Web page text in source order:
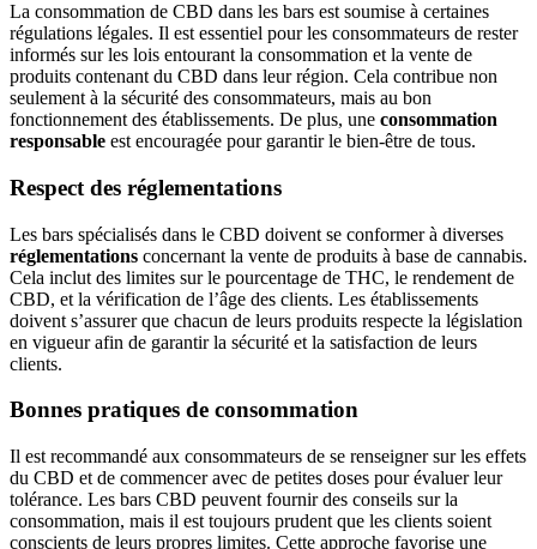
La consommation de CBD dans les bars est soumise à certaines
régulations légales. Il est essentiel pour les consommateurs de rester
informés sur les lois entourant la consommation et la vente de
produits contenant du CBD dans leur région. Cela contribue non
seulement à la sécurité des consommateurs, mais au bon
fonctionnement des établissements. De plus, une consommation
responsable est encouragée pour garantir le bien-être de tous.
Respect des réglementations
Les bars spécialisés dans le CBD doivent se conformer à diverses
réglementations concernant la vente de produits à base de cannabis.
Cela inclut des limites sur le pourcentage de THC, le rendement de
CBD, et la vérification de l’âge des clients. Les établissements
doivent s’assurer que chacun de leurs produits respecte la législation
en vigueur afin de garantir la sécurité et la satisfaction de leurs
clients.
Bonnes pratiques de consommation
Il est recommandé aux consommateurs de se renseigner sur les effets
du CBD et de commencer avec de petites doses pour évaluer leur
tolérance. Les bars CBD peuvent fournir des conseils sur la
consommation, mais il est toujours prudent que les clients soient
conscients de leurs propres limites. Cette approche favorise une